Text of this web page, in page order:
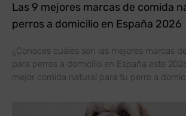
Las 9 mejores marcas de comida
perros a domicilio en España 2026
¿Conoces cuáles son las mejores marcas
para perros a domicilio en España este
mejor comida natural para tu perro a